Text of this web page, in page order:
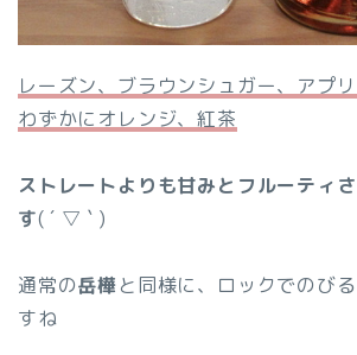
レーズン、ブラウンシュガー、アプリ
わずかにオレンジ、紅茶
ストレートよりも甘みとフルーティ
す( ´ ▽ ` )
通常の岳樺と同様に、ロックでのび
すね